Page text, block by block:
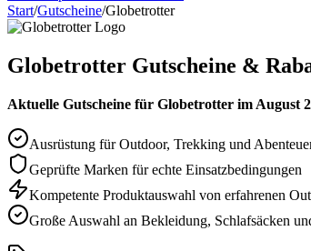
Start/Gutscheine/Globetrotter
Globetrotter Gutscheine &
Aktuelle Gutscheine für Globetrotter im August
Ausrüstung für Outdoor, Trekking und
Geprüfte Marken für echte Einsatzbedingungen
Kompetente Produktauswahl von erfahrenen
Große Auswahl an Bekleidung, Schlafsäcken